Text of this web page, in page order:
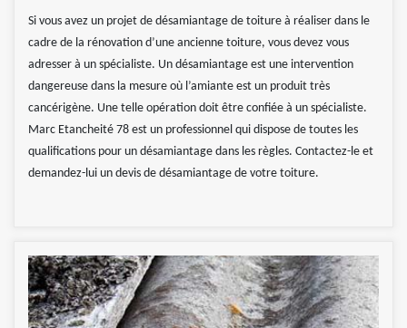
Si vous avez un projet de désamiantage de toiture à réaliser dans le
cadre de la rénovation d’une ancienne toiture, vous devez vous
adresser à un spécialiste. Un désamiantage est une intervention
dangereuse dans la mesure où l’amiante est un produit très
cancérigène. Une telle opération doit être confiée à un spécialiste.
Marc Etancheité 78 est un professionnel qui dispose de toutes les
qualifications pour un désamiantage dans les règles. Contactez-le et
demandez-lui un devis de désamiantage de votre toiture.